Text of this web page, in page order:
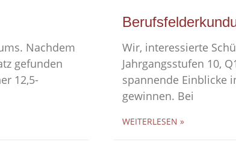
Nachdem
gefunden
12,5-
Wir, interessierte
Jahrgangsstufen 10,
spannende Einblicke
gewinnen. Bei
WEITERLESEN »